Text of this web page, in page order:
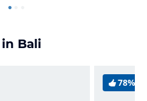
Bali
78%